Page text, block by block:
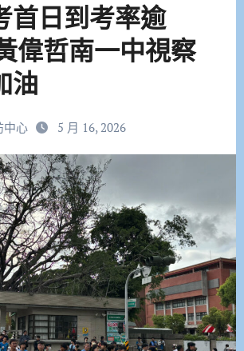
首日到考率逾
偉哲南一中視察
油
中心 5 月 16, 2026